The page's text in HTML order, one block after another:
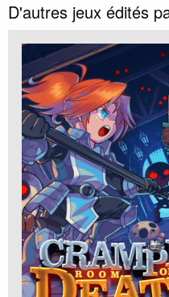
D'autres jeux édités